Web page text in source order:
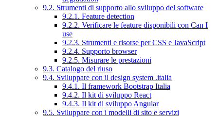
9.2. Strumenti di supporto allo sviluppo del software
9.2.1. Feature detection
9.2.2. Verificare le feature disponibili con Can I
use
9.2.3. Strumenti e risorse per CSS e JavaScript
9.2.4. Supporto browser
9.2.5. Misurare le prestazioni
9.3. Catalogo del riuso
9.4. Sviluppare con il design system .italia
9.4.1. Il framework Bootstrap Italia
9.4.2. Il kit di sviluppo React
9.4.3. Il kit di sviluppo Angular
9.5. Sviluppare con i modelli di sito e servizi